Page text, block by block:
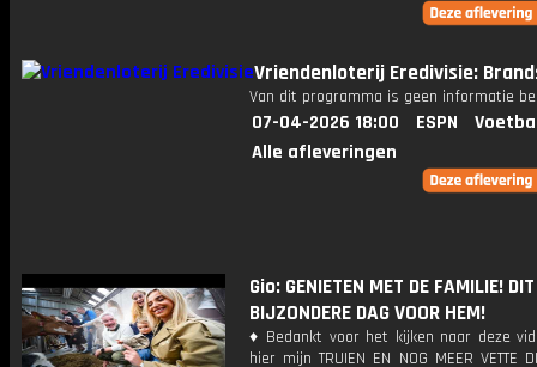
Vriendenloterij Eredivisie:
Van dit programma is geen informatie
07-04-2026 18:00 ESPN
Alle afleveringen
Gio: GENIETEN MET DE FAMILIE!
BIJZONDERE DAG VOOR HEM!
♦ Bedankt voor het kijken naar deze
hier mijn TRUIEN EN NOG MEER VETTE